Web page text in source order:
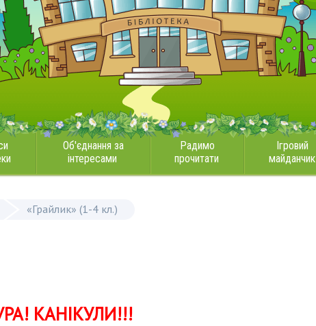
Об'єднання за
інтересами
Радимо
прочитати
Ігровий
майданчик
«Грайлик» (1-4 кл.)
КАНІКУЛИ!!!